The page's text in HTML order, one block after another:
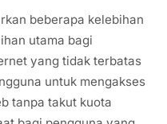
beberapa kelebihan
utama bagi
yang tidak terbatas
untuk mengakses
tanpa takut kuota